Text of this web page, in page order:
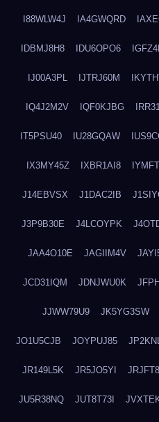
I88WLW4J IA4GWQRD
IDBMJ8H8 IDU6OPO6
IJ00A3PL IJTRJ60M
IQ4J2M2V IQF0KJBG
IT5PSU40 IU28GQAW
IX3MY45Z IXBR1AI8
J14EBVSX J1DAC2IB
J3P9B30E J4LCOYPK
JAA4O10E JAGIIM4V
JCD31IQM JDNJWU0K
JJWW79U9 JK5YG3SW
JO1U5CJB JOYPUJ85
JR149L5K JR5JO5YI
JU5R38NQ JUT8T73I